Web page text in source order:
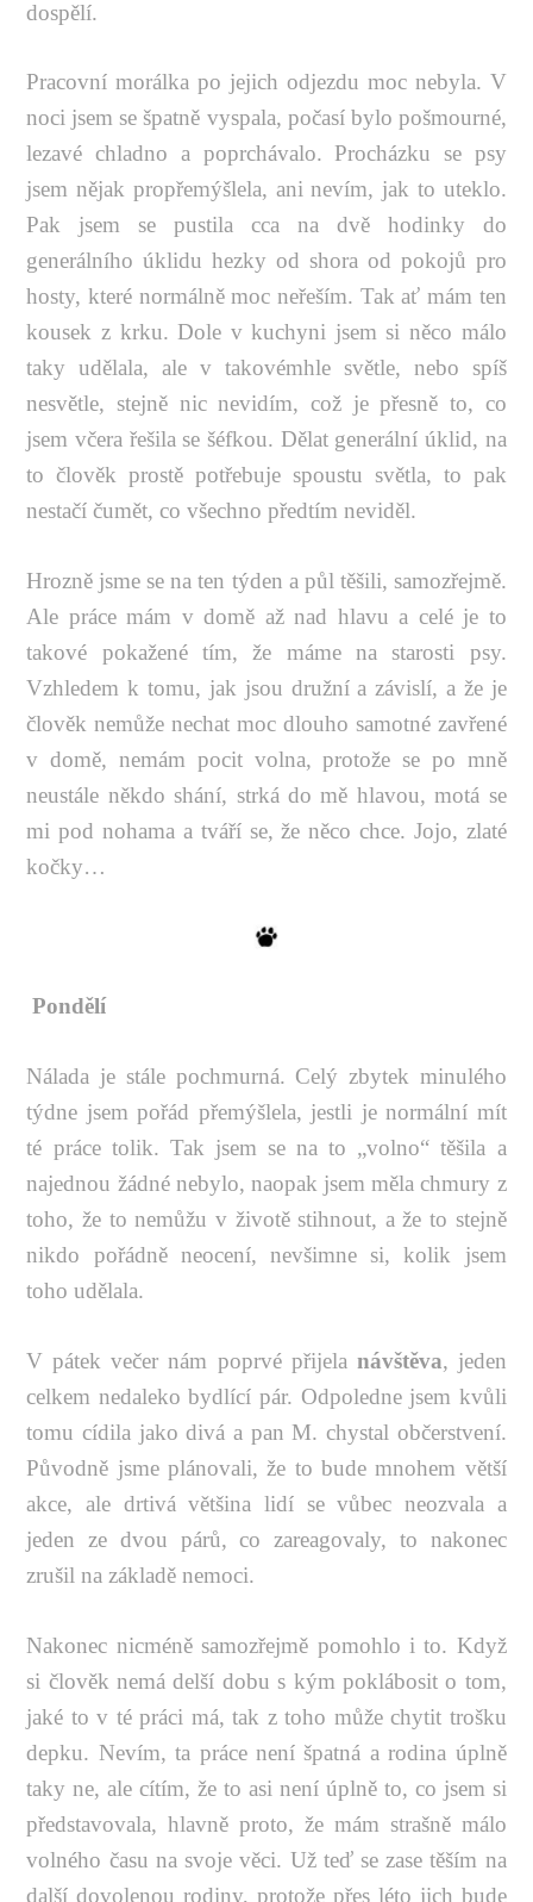
dospělí.
Pracovní morálka po jejich odjezdu moc nebyla. V
noci jsem se špatně vyspala, počasí bylo pošmourné,
lezavé chladno a poprchávalo. Procházku se psy
jsem nějak propřemýšlela, ani nevím, jak to uteklo.
Pak jsem se pustila cca na dvě hodinky do
generálního úklidu hezky od shora od pokojů pro
hosty, které normálně moc neřeším. Tak ať mám ten
kousek z krku. Dole v kuchyni jsem si něco málo
taky udělala, ale v takovémhle světle, nebo spíš
nesvětle, stejně nic nevidím, což je přesně to, co
jsem včera řešila se šéfkou. Dělat generální úklid, na
to člověk prostě potřebuje spoustu světla, to pak
nestačí čumět, co všechno předtím neviděl.
Hrozně jsme se na ten týden a půl těšili, samozřejmě.
Ale práce mám v domě až nad hlavu a celé je to
takové pokažené tím, že máme na starosti psy.
Vzhledem k tomu, jak jsou družní a závislí, a že je
člověk nemůže nechat moc dlouho samotné zavřené
v domě, nemám pocit volna, protože se po mně
neustále někdo shání, strká do mě hlavou, motá se
mi pod nohama a tváří se, že něco chce. Jojo, zlaté
kočky…
Pondělí
Nálada je stále pochmurná. Celý zbytek minulého
týdne jsem pořád přemýšlela, jestli je normální mít
té práce tolik. Tak jsem se na to „volno“ těšila a
najednou žádné nebylo, naopak jsem měla chmury z
toho, že to nemůžu v životě stihnout, a že to stejně
nikdo pořádně neocení, nevšimne si, kolik jsem
toho udělala.
V pátek večer nám poprvé přijela návštěva, jeden
celkem nedaleko bydlící pár. Odpoledne jsem kvůli
tomu cídila jako divá a pan M. chystal občerstvení.
Původně jsme plánovali, že to bude mnohem větší
akce, ale drtivá většina lidí se vůbec neozvala a
jeden ze dvou párů, co zareagovaly, to nakonec
zrušil na základě nemoci.
Nakonec nicméně samozřejmě pomohlo i to. Když
si člověk nemá delší dobu s kým poklábosit o tom,
jaké to v té práci má, tak z toho může chytit trošku
depku. Nevím, ta práce není špatná a rodina úplně
taky ne, ale cítím, že to asi není úplně to, co jsem si
představovala, hlavně proto, že mám strašně málo
volného času na svoje věci. Už teď se zase těším na
další dovolenou rodiny, protože přes léto jich bude